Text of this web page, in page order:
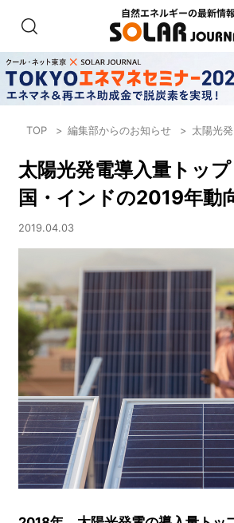
TOP 編集部からのお知らせ 太陽光
太陽光発電導入量トッ
国・インドの2019年動
2019.04.03